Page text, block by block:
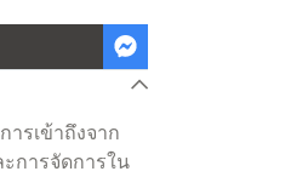
รเข้าถึงจาก
การจัดการใน